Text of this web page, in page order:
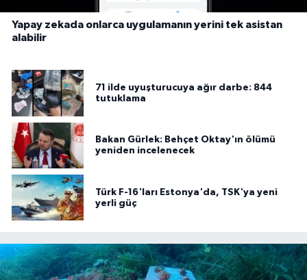
Yapay zekada onlarca uygulamanın yerini tek asistan
alabilir
71 ilde uyuşturucuya ağır darbe: 844
tutuklama
Bakan Gürlek: Behçet Oktay'ın ölümü
yeniden incelenecek
Türk F-16'ları Estonya'da, TSK'ya yeni
yerli güç